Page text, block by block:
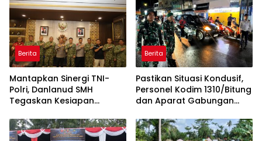
Berita
Mantapkan Sinergi TNI-
Polri, Danlanud SMH
Tegaskan Kesiapan
Sumsel
Berita
Pastikan Situasi Kondusif,
Personel Kodim 1310/Bitung
dan Aparat Gabungan
Malam Takbiran dan
Sholat Idul Adha 1447 H